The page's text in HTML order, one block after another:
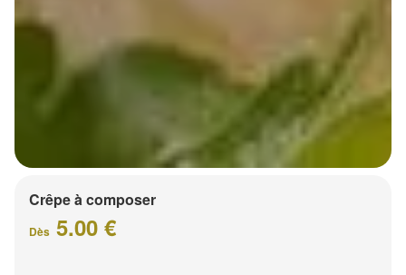
Crêpe à composer
Dès 5.00 €